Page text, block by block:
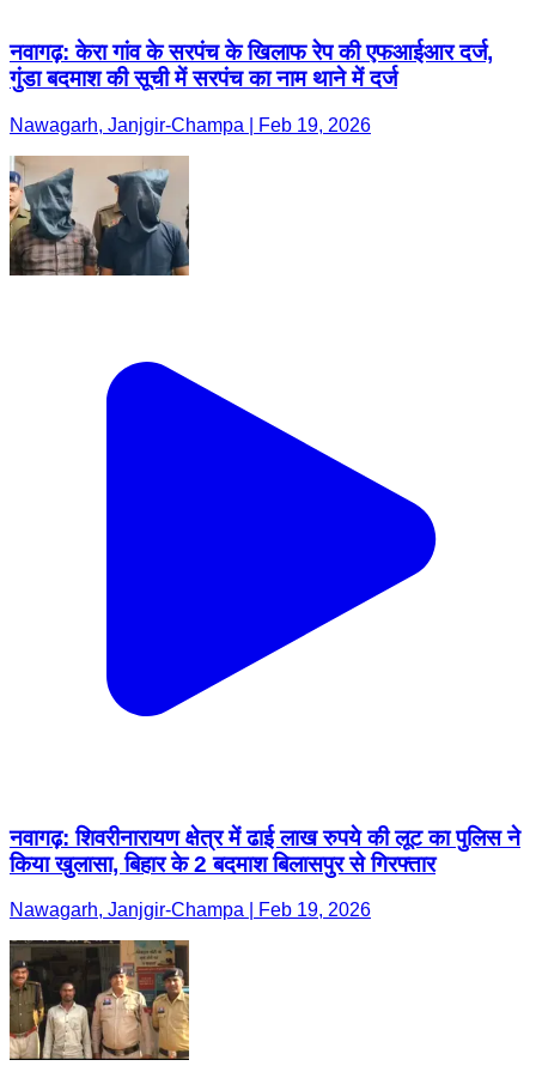
नवागढ़: केरा गांव के सरपंच के खिलाफ रेप की एफआईआर दर्ज,
गुंडा बदमाश की सूची में सरपंच का नाम थाने में दर्ज
Nawagarh, Janjgir-Champa | Feb 19, 2026
नवागढ़: शिवरीनारायण क्षेत्र में ढाई लाख रुपये की लूट का पुलिस ने
किया खुलासा, बिहार के 2 बदमाश बिलासपुर से गिरफ्तार
Nawagarh, Janjgir-Champa | Feb 19, 2026